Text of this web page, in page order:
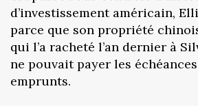
d’investissement américain,
parce que son propriété
qui l’a racheté l’an dernier à
ne pouvait payer les
emprunts.